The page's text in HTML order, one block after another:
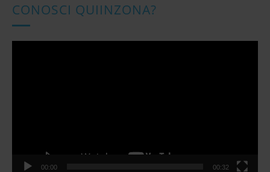
a
z
CONOSCI QUIINZONA?
00:00 00:32